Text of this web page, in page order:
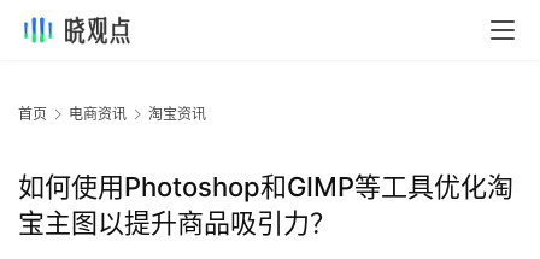
首页 电商资讯 淘宝资讯
如何使用Photoshop和GIMP等工具优化淘
宝主图以提升商品吸引力？